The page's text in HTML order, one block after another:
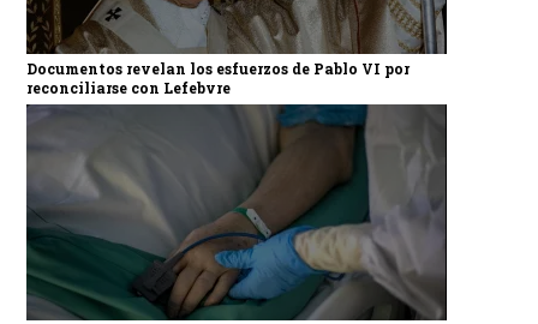
Documentos revelan los esfuerzos de Pablo VI por
reconciliarse con Lefebvre